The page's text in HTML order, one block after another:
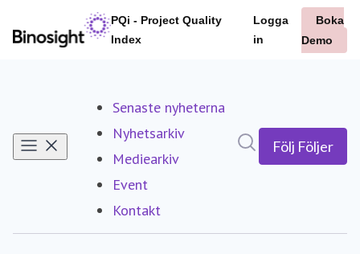
Senaste nyheterna
Nyhetsarkiv
Mediearkiv
Event
Kontakt
Följ Följer